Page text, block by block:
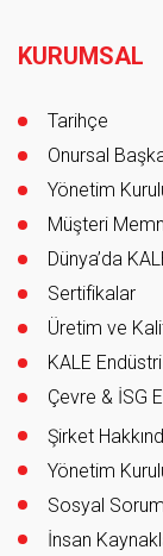
KURUMSAL
Tarihçe
Onursal
Yönetim
Müşteri
Dünya’da
Sertifikalar
Üretim ve
KALE
Çevre & İSG
Şirket
Yönetim
Sosyal
İnsan